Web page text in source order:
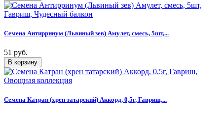
Семена Антирринум (Львиный зев) Амулет, смесь, 5шт,...
51 руб.
Семена Катран (хрен татарский) Аккорд, 0,5г, Гавриш,...